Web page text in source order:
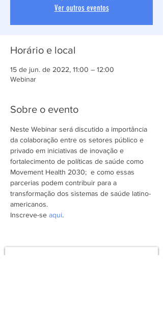
Ver outros eventos
Horário e local
15 de jun. de 2022, 11:00 – 12:00
Webinar
Sobre o evento
Neste Webinar será discutido a importância
da colaboração entre os setores público e
privado em iniciativas de inovação e
fortalecimento de políticas de saúde como
Movement Health 2030;  e como essas
parcerias podem contribuir para a
transformação dos sistemas de saúde latino-
americanos.
Inscreve-se aqui.